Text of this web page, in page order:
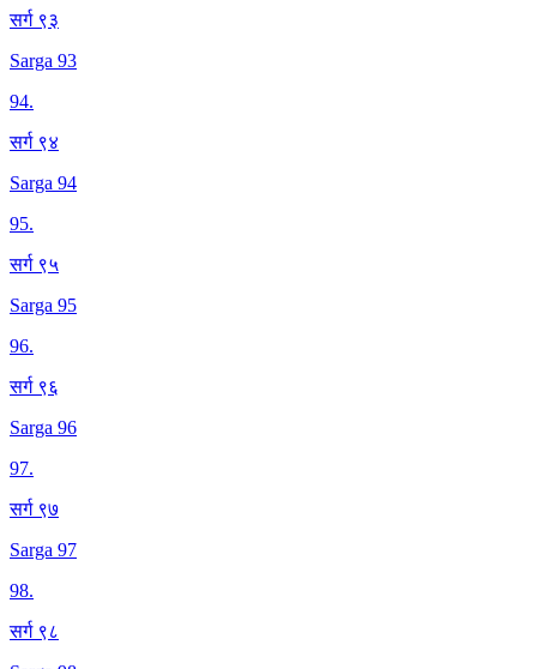
सर्ग ९३
Sarga 93
94.
सर्ग ९४
Sarga 94
95.
सर्ग ९५
Sarga 95
96.
सर्ग ९६
Sarga 96
97.
सर्ग ९७
Sarga 97
98.
सर्ग ९८